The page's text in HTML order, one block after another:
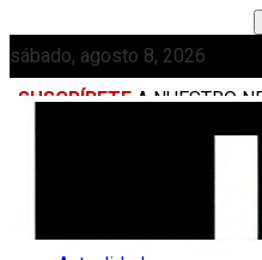
sábado, agosto 8, 2026
SUSCRÍBETE A NUESTRO